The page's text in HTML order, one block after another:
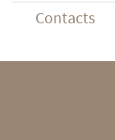
Contacts